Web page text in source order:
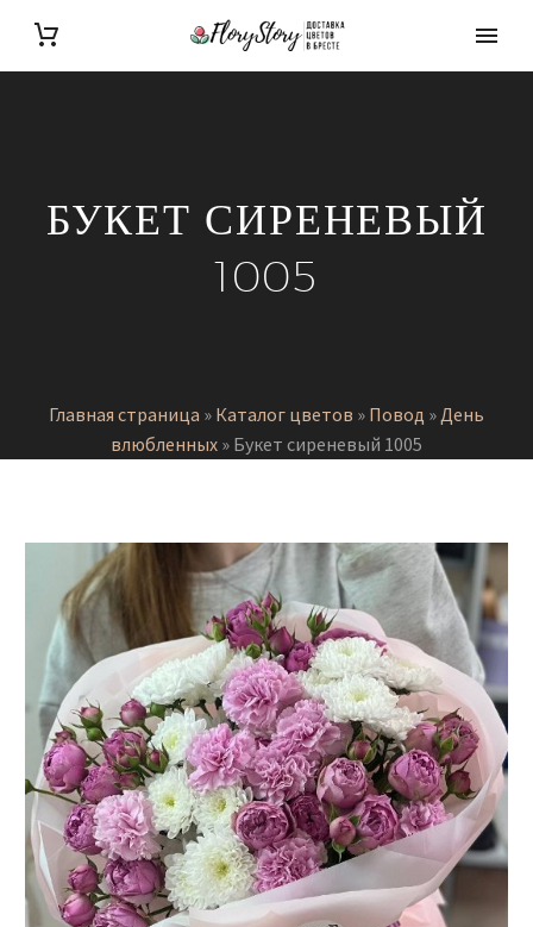
БУКЕТ СИРЕНЕВЫЙ
1005
Главная страница » Каталог цветов » Повод »День
влюбленных » Букет сиреневый 1005